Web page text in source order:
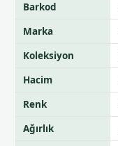
Barkod
Marka
Koleksiyon
Hacim
Renk
Ağırlık